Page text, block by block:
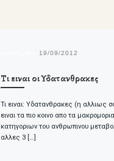
19/09/2012
Τι ειναι οι Υδατανθρακες
Τι ειναι: Υδατανθρακες (η αλλιως
ειναι τα πιο κοινο απο τα
κατηγοριων του ανθρωπινου
αλλες 3 […]